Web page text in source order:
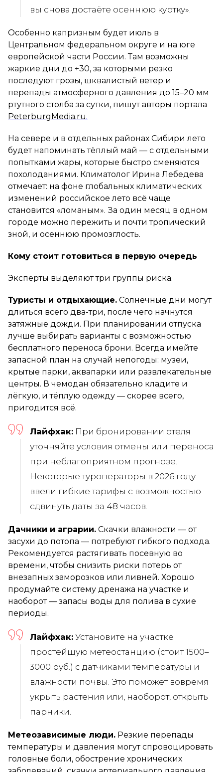
вы снова достаёте осеннюю куртку».
Особенно капризным будет июль в
Центральном федеральном округе и на юге
европейской части России. Там возможны
жаркие дни до +30, за которыми резко
последуют грозы, шквалистый ветер и
перепады атмосферного давления до 15–20 мм
ртутного столба за сутки, пишут авторы портала
PeterburgMedia.ru.
На севере и в отдельных районах Сибири лето
будет напоминать тёплый май — с отдельными
попытками жары, которые быстро сменяются
похолоданиями. Климатолог Ирина Лебедева
отмечает: на фоне глобальных климатических
изменений российское лето всё чаще
становится «ломаным». За один месяц в одном
городе можно пережить и почти тропический
зной, и осеннюю промозглость.
Кому стоит готовиться в первую очередь
Эксперты выделяют три группы риска.
Туристы и отдыхающие. Солнечные дни могут
длиться всего два-три, после чего начнутся
затяжные дожди. При планировании отпуска
лучше выбирать варианты с возможностью
бесплатного переноса брони. Всегда имейте
запасной план на случай непогоды: музеи,
крытые парки, аквапарки или развлекательные
центры. В чемодан обязательно кладите и
лёгкую, и тёплую одежду — скорее всего,
пригодится всё.
Лайфхак: При бронировании отеля
уточняйте условия отмены или переноса
при неблагоприятном прогнозе.
Некоторые туроператоры в 2026 году
ввели гибкие тарифы с возможностью
сдвинуть даты за 48 часов.
Дачники и аграрии. Скачки влажности — от
засухи до потопа — потребуют гибкого подхода.
Рекомендуется растягивать посевную во
времени, чтобы снизить риски потерь от
внезапных заморозков или ливней. Хорошо
продумайте систему дренажа на участке и
наоборот — запасы воды для полива в сухие
периоды.
Лайфхак: Установите на участке
простейшую метеостанцию (стоит 1500–
3000 руб.) с датчиками температуры и
влажности почвы. Это поможет вовремя
укрыть растения или, наоборот, открыть
парники.
Метеозависимые люди. Резкие перепады
температуры и давления могут спровоцировать
головные боли, обострение хронических